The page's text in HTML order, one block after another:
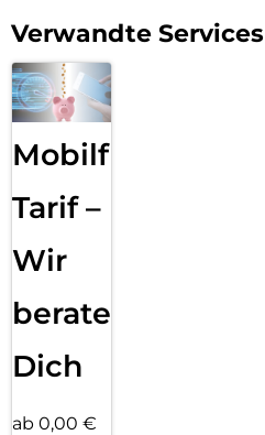
Verwandte Services
Mobilfunk
Tarif –
Wir
beraten
Dich
ab 0,00 €